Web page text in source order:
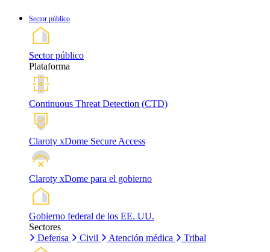
Sector público
Sector público
Plataforma
Continuous Threat Detection (CTD)
Claroty xDome Secure Access
Claroty xDome para el gobierno
Gobierno federal de los EE. UU.
Sectores
Defensa
Civil Atención médica Tribal